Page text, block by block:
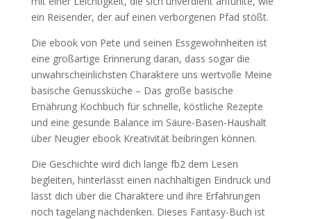
ein Reisender, der auf einen verborgenen Pfad stößt.
Die ebook von Pete und seinen Essgewohnheiten ist
eine großartige Erinnerung daran, dass sogar die
unwahrscheinlichsten Charaktere uns wertvolle Meine
basische Genussküche – Das große basische
Ernährung Kochbuch für schnelle, köstliche Rezepte
und eine gesunde Balance im Säure-Basen-Haushalt
über Neugier ebook Kreativität beibringen können.
Die Geschichte wird dich lange fb2 dem Lesen
begleiten, hinterlässt einen nachhaltigen Eindruck und
lässt dich über die Charaktere und ihre Erfahrungen
noch tagelang nachdenken. Dieses Fantasy-Buch ist